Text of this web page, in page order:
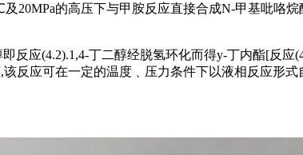
20MPa的高压下与甲胺反应直接合成N-甲基吡咯
反应(4.2).1,4-丁二醇经脱氢环化而得y-丁内酯[反
反应可在一定的温度﹑压力条件下以液相反应形